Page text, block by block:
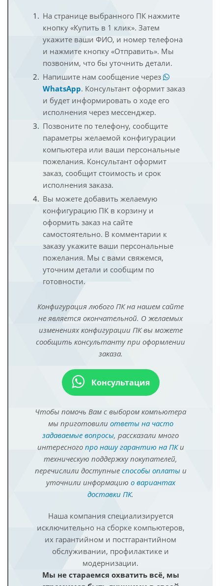
На странице выбранного ПК нажмите
кнопку «Купить в 1 клик». Затем
укажите ваши ФИО, и номер телефона
и нажмите кнопку «Отправить». Мы
позвоним, что бы уточнить детали.
Напишите нам сообщение через
WhatsApp. Консультант оформит заказ
и будет информировать о ходе его
исполнения через мессенджер.
Позвоните по телефону, сообщите
параметры желаемой конфигурации
компьютера или ваши персональные
пожелания. Консультант оформит
заказ, сообщит стоимость и срок
исполнения заказа.
Вы можете добавить желаемую
конфигурацию ПК в корзину и
оформить заказ на сайте
самостоятельно. В комментарии к
заказу укажите ваши персональные
пожелания. Мы с вами свяжемся,
уточним детали и сообщим по
готовности.
Конфигурация любого ПК на нашем сайте
не является окончательной. О желаемых
изменениях конфигурации ПК вы можете
сообщить консультанту при оформлении
заказа.
Консультация
Чтобы помочь Вам с выбором компьютера
мы приготовили ответы на часто
задаваемые вопросы, рассказали много
интересного про нашу гарантию на ПКи
техническую поддержку покупателей,
перечислили доступные способы оплатыи
уточнили информацию о вариантах
доставки ПК.
Наша компания специализируется
исключительно на сборке компьютеров,
их гарантийном и постгарантийном
обслуживании, профилактике и
модернизации.
Мы не стараемся охватить всё, мы